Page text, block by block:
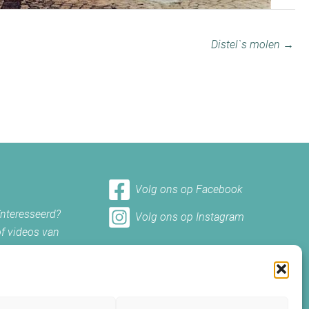
Distel`s molen →
videos van
Volg ons op Facebook
Volg ons op Instagram